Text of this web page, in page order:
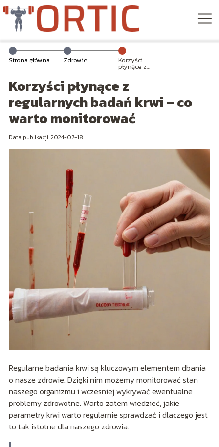
Strona główna Zdrowie Korzyści
płynące z
regularnych
warto
monitorować
Korzyści płynące z
regularnych badań krwi – co
warto monitorować
Data publikacji: 2024-07-18
Regularne badania krwi są kluczowym elementem dbania
o nasze zdrowie. Dzięki nim możemy monitorować stan
naszego organizmu i wczesniej wykrywać ewentualne
problemy zdrowotne. Warto zatem wiedzieć, jakie
parametry krwi warto regularnie sprawdzać i dlaczego jest
to tak istotne dla naszego zdrowia.